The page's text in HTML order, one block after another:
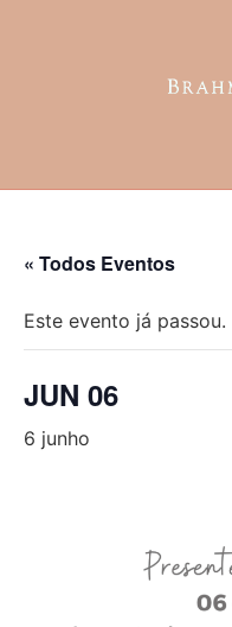
« Todos Eventos
Este evento já passou.
JUN 06
6 junho